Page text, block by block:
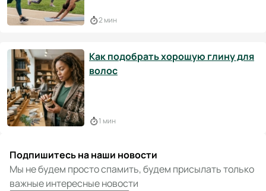
2 мин
Как подобрать хорошую глину для
волос
1 мин
Подпишитесь на наши новости
Мы не будем просто спамить, будем присылать только
важные интересные новости